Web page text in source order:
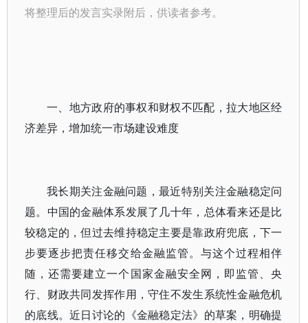
将整理后的发言实录附后，供读者参考。
一、地方政府的事权和财权不匹配，拉大地区经
济差异，增加统一市场建设难度
我长期关注金融问题，最近特别关注金融稳定问
题。中国的金融体系发展了几十年，总体看来还是比
较稳定的，但过去维持稳定主要是靠政府兜底，下一
步要逐步把责任移交给金融监管。与这个过程相伴
随，还需要建立一个国家金融安全网，即监管、央
行、财政共同发挥作用，守住不发生系统性金融危机
的底线。近日讨论的《金融稳定法》的草案，明确提